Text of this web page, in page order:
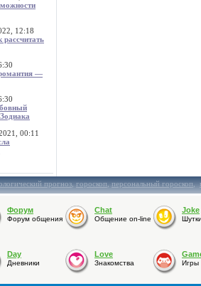
12:18
рассчитать
—
00:11
прогноз,гороскоп,персональный гороскоп,
Форум
Форум общения
Chat
Общение on-line
Joke
Day
Дневники
Love
Знакомства Игры